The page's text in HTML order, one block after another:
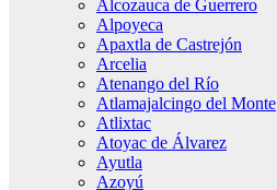
Alcozauca de Guerrero
Alpoyeca
Apaxtla de Castrejón
Arcelia
Atenango del Río
Atlamajalcingo del Monte
Atlixtac
Atoyac de Álvarez
Ayutla
Azoyú